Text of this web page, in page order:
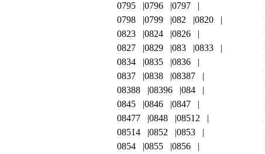
0795
0796
0797
0798
0799 082
0820
0823
0824
0826
0827
0829 083
0833
0834
0835
0836
0837
0838
08387
08388
08396
084
0845
0846
0847
08477
0848
08512
08514
0852
0853
0854
0855
0856